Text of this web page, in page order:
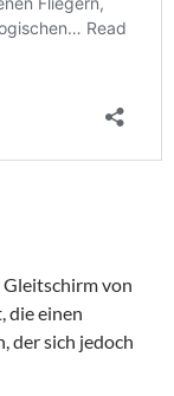
Gleitschirm von
die einen
der sich jedoch